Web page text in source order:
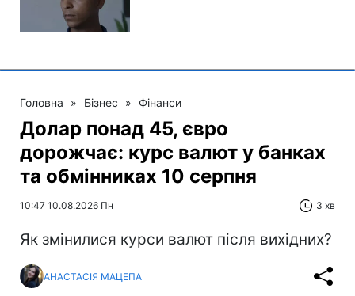
Головна » Бізнес » Фінанси
Долар понад 45, євро
дорожчає: курс валют у банках
та обмінниках 10 серпня
10:47 10.08.2026 Пн 3 хв
Як змінилися курси валют після вихідних?
АНАСТАСІЯ МАЦЕПА